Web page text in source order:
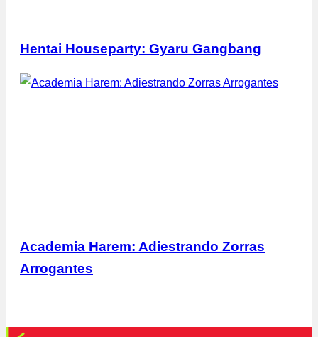
Hentai Houseparty: Gyaru Gangbang
Academia Harem: Adiestrando Zorras
Arrogantes